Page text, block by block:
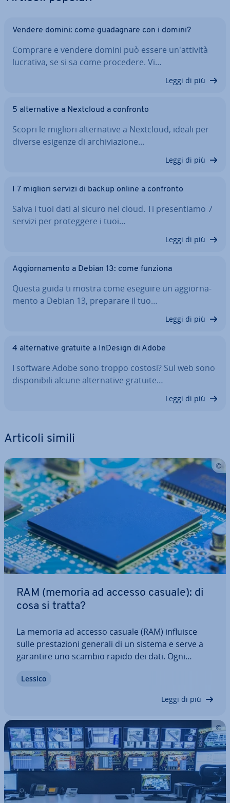
Vendere domini: come gua­da­gna­re con i domini?
Comprare e vendere domini può essere un'at­ti­vi­tà
lucrativa, se si sa come procedere. Vi…
Leggi di più
5 al­ter­na­ti­ve a Nextcloud a confronto
Scopri le migliori al­ter­na­ti­ve a Nextcloud, ideali per
diverse esigenze di ar­chi­via­zio­ne…
Leggi di più
I 7 migliori servizi di backup online a confronto
Salva i tuoi dati al sicuro nel cloud. Ti pre­sen­tia­mo 7
servizi per pro­teg­ge­re i tuoi…
Leggi di più
Ag­gior­na­men­to a Debian 13: come funziona
Questa guida ti mostra come eseguire un ag­gior­na­
men­to a Debian 13, preparare il tuo…
Leggi di più
4 al­ter­na­ti­ve gratuite a InDesign di Adobe
I software Adobe sono troppo costosi? Sul web sono
di­spo­ni­bi­li alcune al­ter­na­ti­ve gratuite…
Leggi di più
Articoli simili
RAM (memoria ad accesso casuale): di
cosa si tratta?
La memoria ad accesso casuale (RAM) influisce
sulle pre­sta­zio­ni generali di un sistema e serve a
garantire uno scambio rapido dei dati. Ogni
elaborare e richiede delle pre­sta­zio­ni adeguate.
Lessico
Leggi di più